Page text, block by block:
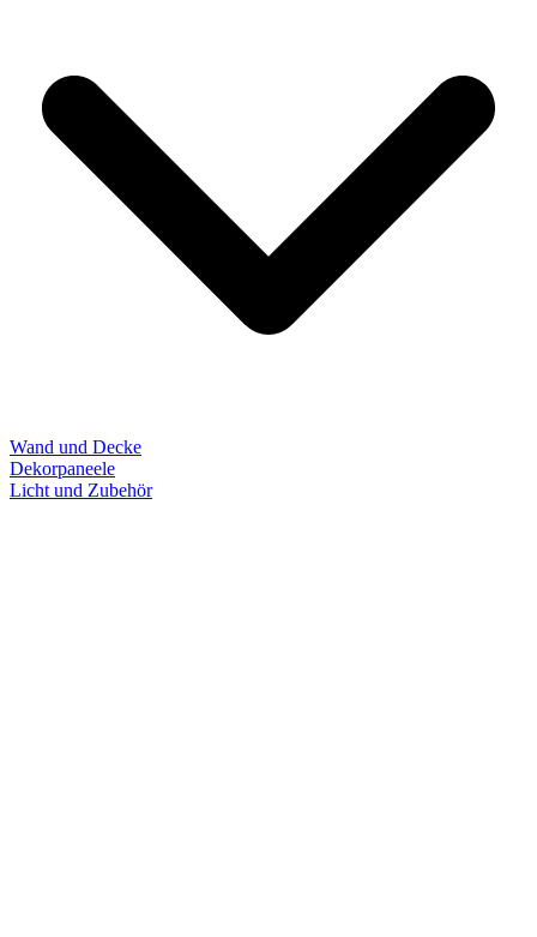
Wand und Decke
Dekorpaneele
Licht und Zubehör